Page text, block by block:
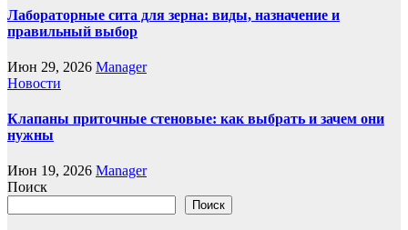
Лабораторные сита для зерна: виды, назначение и
правильный выбор
Июн 29, 2026 Manager
Новости
Клапаны приточные стеновые: как выбрать и зачем они
нужны
Июн 19, 2026 Manager
Поиск
Поиск